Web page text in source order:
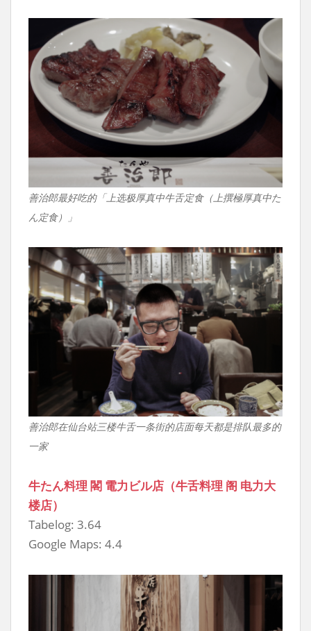
善治郎最好吃的「上选极厚真中牛舌定食（上撰極厚真中た
ん定食）」
善治郎在仙台站三楼牛舌一条街的店面每天都是排队最多的
一家
牛たん料理 閣 電力ビル店（牛舌料理 阁 电力大
楼店）
Tabelog: 3.64
Google Maps: 4.4